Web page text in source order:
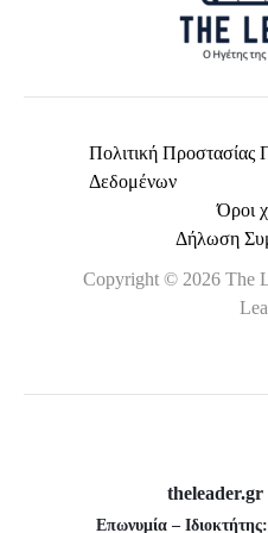
Πολιτική
Δεδομένων
Όροι
Δήλωση
Copyright © 2026 The
theleader.gr
Επωνυμία – Ιδιοκτήτης: